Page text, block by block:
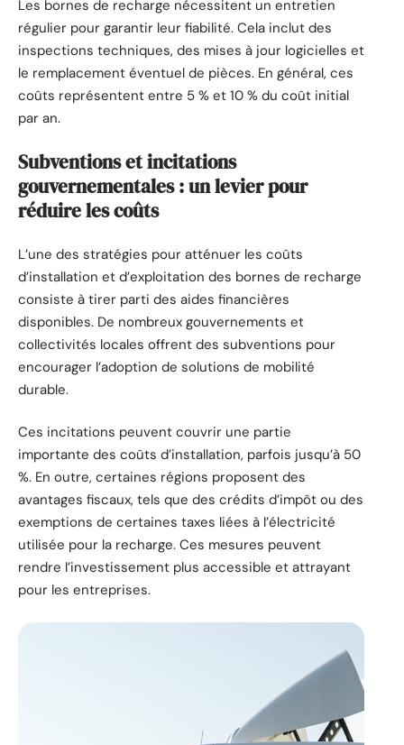
Les bornes de recharge nécessitent un entretien
régulier pour garantir leur fiabilité. Cela inclut des
inspections techniques, des mises à jour logicielles et
le remplacement éventuel de pièces. En général, ces
coûts représentent entre 5 % et 10 % du coût initial
par an.
Subventions et incitations
gouvernementales : un levier pour
réduire les coûts
L’une des stratégies pour atténuer les coûts
d’installation et d’exploitation des bornes de recharge
consiste à tirer parti des aides financières
disponibles. De nombreux gouvernements et
collectivités locales offrent des subventions pour
encourager l’adoption de solutions de mobilité
durable.
Ces incitations peuvent couvrir une partie
importante des coûts d’installation, parfois jusqu’à 50
%. En outre, certaines régions proposent des
avantages fiscaux, tels que des crédits d’impôt ou des
exemptions de certaines taxes liées à l’électricité
utilisée pour la recharge. Ces mesures peuvent
rendre l’investissement plus accessible et attrayant
pour les entreprises.